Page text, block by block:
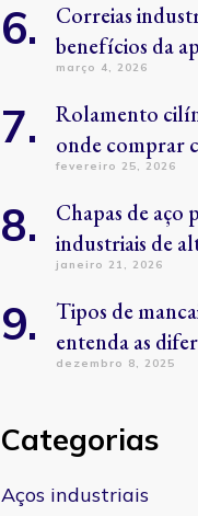
Correias
benefícios da
março 4, 2026
Rolamento
onde comprar
fevereiro 25, 2026
Chapas de aço
industriais de
janeiro 21, 2026
Tipos de
entenda as
dezembro 8, 2025
Categorias
Aços industriais